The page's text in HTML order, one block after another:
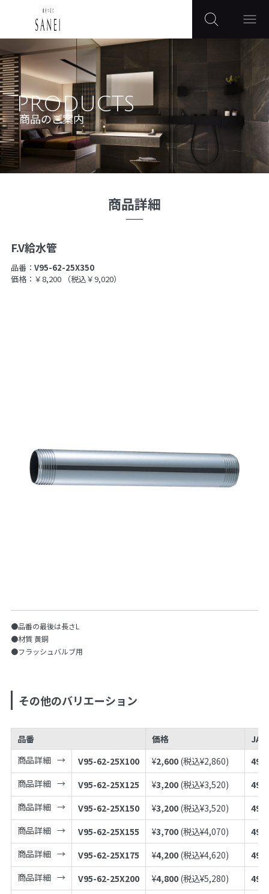
PRODUCTS
商品のご案内
商品詳細
F.V給水管
品番： V95-62-25X350
価格：￥8,200
（税込￥9,020）
●品番の最後は長さL
●材質 黄銅
●フラッシュバルブ用
その他のバリエーション
品番 価格
商品詳細
V95-62-25X100 ¥2,600 (税込¥2,860)
商品詳細
V95-62-25X125 ¥3,200 (税込¥3,520)
商品詳細
V95-62-25X150 ¥3,200 (税込¥3,520)
商品詳細
V95-62-25X155 ¥3,700 (税込¥4,070)
商品詳細
V95-62-25X175 ¥4,200 (税込¥4,620)
商品詳細
V95-62-25X200 ¥4,800 (税込¥5,280)